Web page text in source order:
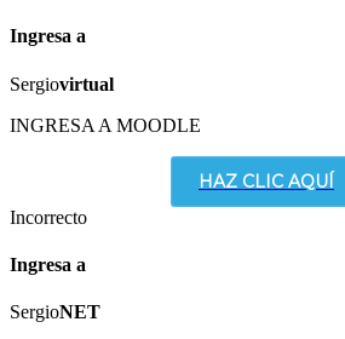
Ingresa a
Sergiovirtual
INGRESA A MOODLE
HAZ CLIC AQUÍ
Incorrecto
Ingresa a
SergioNET